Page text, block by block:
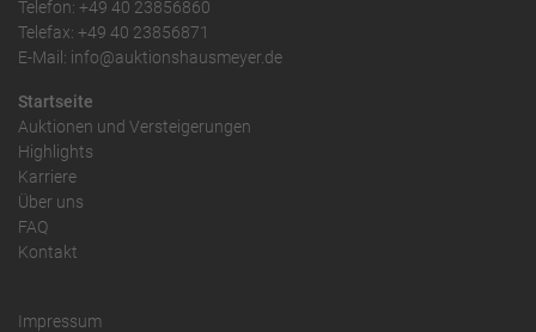
Telefon: +49 40 23856860
Telefax: +49 40 23856871
E-Mail: info@auktionshausmeyer.de
Startseite
Auktionen und Versteigerungen
Highlights
Karriere
Über uns
FAQ
Kontakt
Impressum